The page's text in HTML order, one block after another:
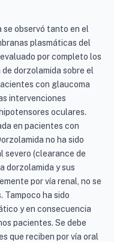
se observó tanto en el
plasmáticas del
por completo los
dorzolamida sobre el
con glaucoma
intervenciones
oculares.
en pacientes con
no ha sido
severo (clearance de
dorzolamida y sus
por vía renal, no se
Tampoco ha sido
y en consecuencia
pacientes. Se debe
que reciben por vía oral